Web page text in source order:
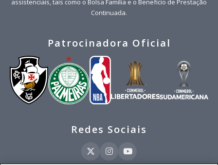
assistenciais, tais como o Bolsa Família e o Benefício de Prestação
Continuada.
Patrocinadora Oficial
Redes Sociais